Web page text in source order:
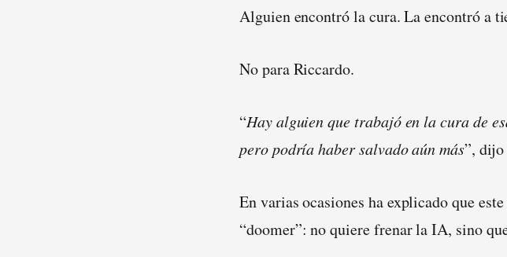
Alguien encontró la cura. La encontró a
No para Riccardo.
“Hay alguien que trabajó en la cura de
pero podría haber salvado aún más”, dijo
En varias ocasiones ha explicado que
“doomer”: no quiere frenar la IA, sino